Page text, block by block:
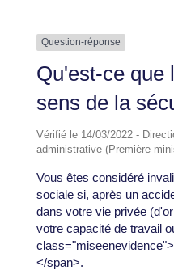
Question-réponse
Qu'est-ce que
sens de la
Vérifié le 14/03/2022 -
administrative (Première
Vous êtes considéré
sociale si, après un
dans votre vie privée
votre capacité de travail
</span>.